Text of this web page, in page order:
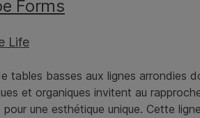
Forms
Life
tables basses aux lignes arrondies
et organiques invitent au
une esthétique unique. Cette